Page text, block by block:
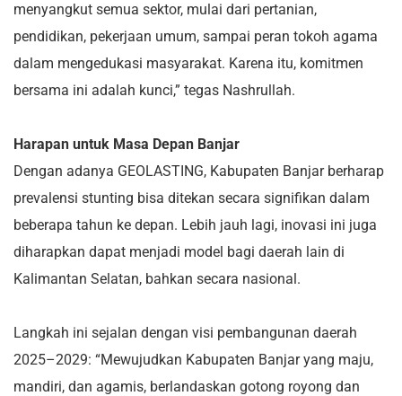
menyangkut semua sektor, mulai dari pertanian,
pendidikan, pekerjaan umum, sampai peran tokoh agama
dalam mengedukasi masyarakat. Karena itu, komitmen
bersama ini adalah kunci,” tegas Nashrullah.
Harapan untuk Masa Depan Banjar
Dengan adanya GEOLASTING, Kabupaten Banjar berharap
prevalensi stunting bisa ditekan secara signifikan dalam
beberapa tahun ke depan. Lebih jauh lagi, inovasi ini juga
diharapkan dapat menjadi model bagi daerah lain di
Kalimantan Selatan, bahkan secara nasional.
Langkah ini sejalan dengan visi pembangunan daerah
2025–2029: “Mewujudkan Kabupaten Banjar yang maju,
mandiri, dan agamis, berlandaskan gotong royong dan